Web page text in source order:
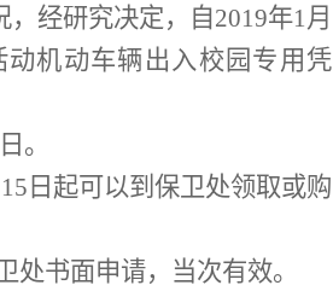
，经研究决定，自2019年1月
机动车辆出入校园专用凭
日。
15 日起可以到保卫处领取或购
书面申请，当次有效。